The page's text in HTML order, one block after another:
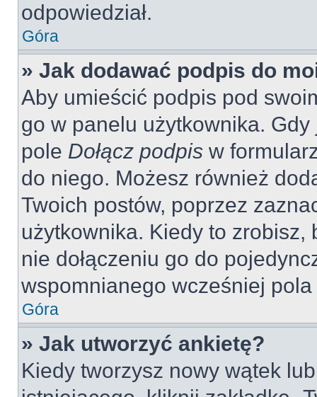
odpowiedział.
Góra
» Jak dodawać podpis do
Aby umieścić podpis pod
go w panelu użytkownika.
pole Dołącz podpis w
do niego. Możesz również
Twoich postów, poprzez
użytkownika. Kiedy to zrobisz,
nie dołączeniu go do
wspomnianego wcześniej
Góra
» Jak utworzyć ankietę?
Kiedy tworzysz nowy wątek